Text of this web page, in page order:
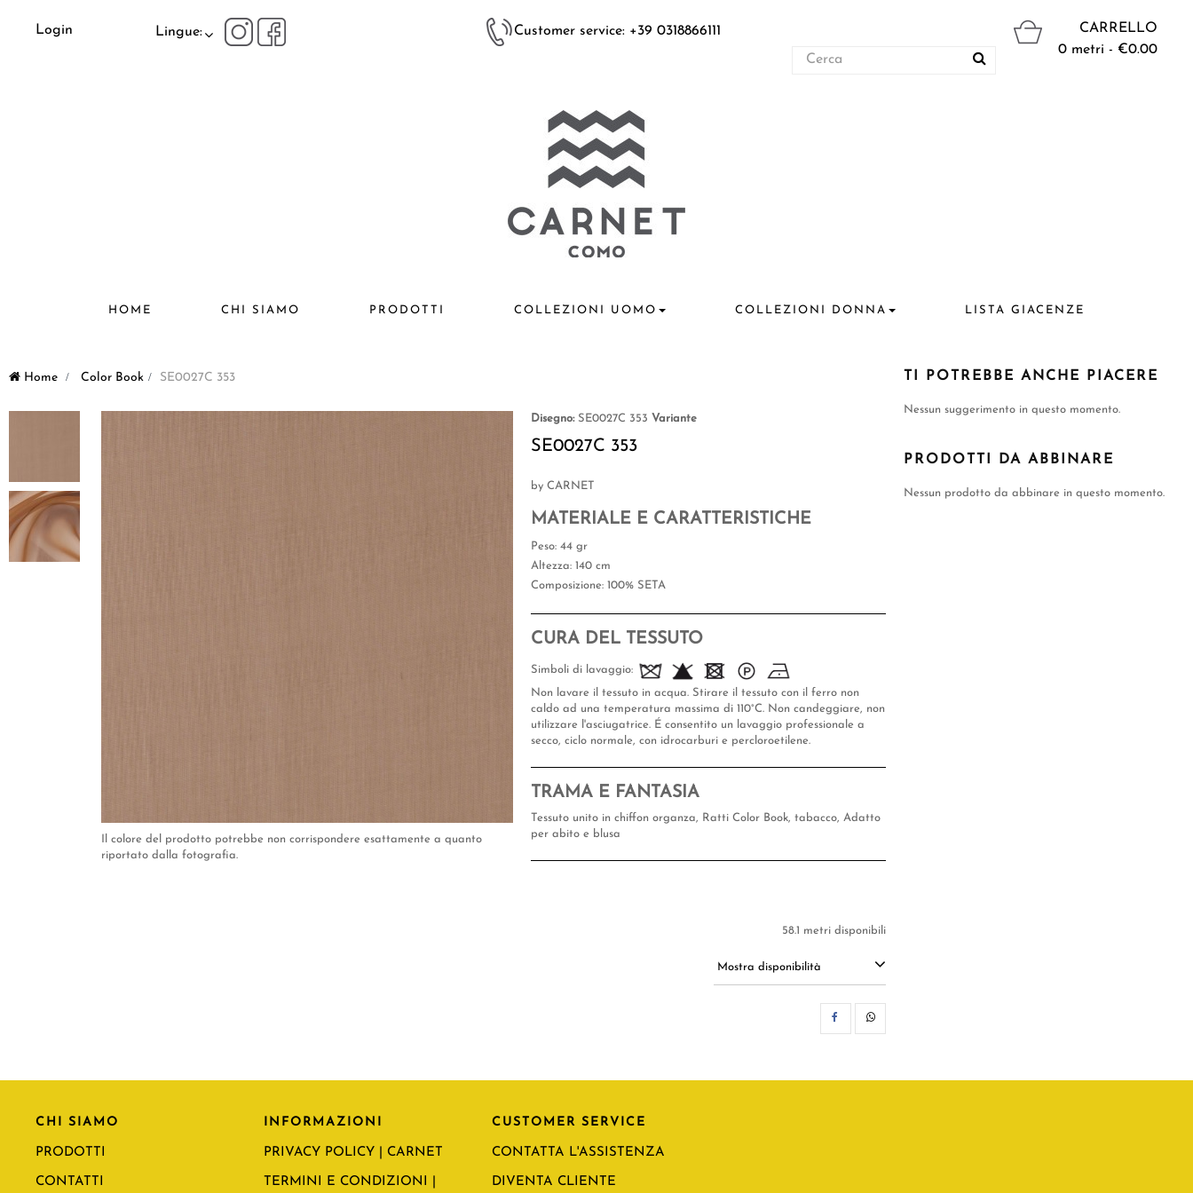
Login Lingue: Customer service: +39 0318866111
CARRELLO
0 metri - €0.00
HOME CHI SIAMO PRODOTTI COLLEZIONI UOMO COLLEZIONI DONNA LISTA GIACENZE
Home > Color Book > SE0027C 353
Il colore del prodotto potrebbe non corrispondere esattamente a quanto
riportato dalla fotografia.
Disegno: SE0027C 353 Variante
SE0027C 353
by CARNET
MATERIALE E CARATTERISTICHE
Peso: 44 gr
Altezza: 140 cm
Composizione: 100% SETA
CURA DEL TESSUTO
Simboli di lavaggio:
Non lavare il tessuto in acqua. Stirare il tessuto con il ferro non
caldo ad una temperatura massima di 110°C. Non candeggiare, non
utilizzare l'asciugatrice. É consentito un lavaggio professionale a
secco, ciclo normale, con idrocarburi e percloroetilene.
TRAMA E FANTASIA
Tessuto unito in chiffon organza, Ratti Color Book, tabacco, Adatto
per abito e blusa
58.1 metri disponibili
Mostra disponibilità
CONDIVIDI
TI POTREBBE ANCHE PIACERE
Nessun suggerimento in questo momento.
PRODOTTI DA ABBINARE
Nessun prodotto da abbinare in questo momento.
CHI SIAMO
PRODOTTI
CONTATTI
INFORMAZIONI
PRIVACY POLICY | CARNET
TERMINI E CONDIZIONI |
CUSTOMER SERVICE
CONTATTA L'ASSISTENZA
DIVENTA CLIENTE